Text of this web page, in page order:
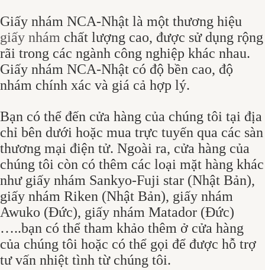
Giấy nhám NCA-Nhật là một thương hiệu
giấy nhám chất lượng cao, được sử dụng rộng
rãi trong các ngành công nghiệp khác nhau.
Giấy nhám NCA-Nhật có độ bền cao, độ
nhám chính xác và giá cả hợp lý.
Bạn có thể đến cửa hàng của chúng tôi tại địa
chỉ bên dưới hoặc mua trực tuyến qua các sàn
thương mại điện tử. Ngoài ra, cửa hàng của
chúng tôi còn có thêm các loại mặt hàng khác
như giấy nhám Sankyo-Fuji star (Nhật Bản),
giấy nhám Riken (Nhật Bản), giấy nhám
Awuko (Đức), giấy nhám Matador (Đức)
…..bạn có thể tham khảo thêm ở cửa hàng
của chúng tôi hoặc có thể gọi để được hỗ trợ
tư vấn nhiệt tình từ chúng tôi.